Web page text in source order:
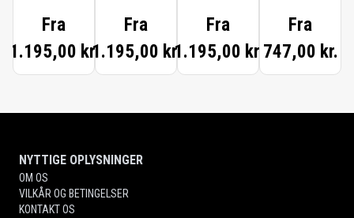
Fra
1.195,00 kr.
Fra
1.195,00 kr.
Fra
1.195,00 kr.
SUBLIME
Fra
747,00 kr.
NYTTIGE OPLYSNINGER
OM OS
VILKÅR OG BETINGELSER
KONTAKT OS